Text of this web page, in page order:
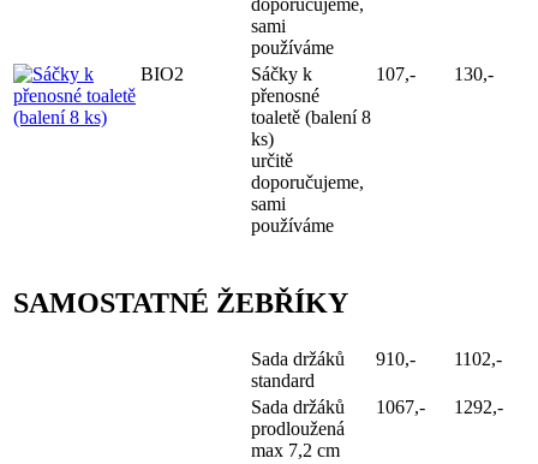
sami
používáme
BIO2
Sáčky k
přenosné
toaletě (balení 8
ks)
určitě
doporučujeme,
sami
používáme
107,- 130,-
SAMOSTATNÉ ŽEBŘÍKY
Sada držáků
standard
910,- 1102,-
Sada držáků
prodloužená
max 7,2 cm
1067,- 1292,-